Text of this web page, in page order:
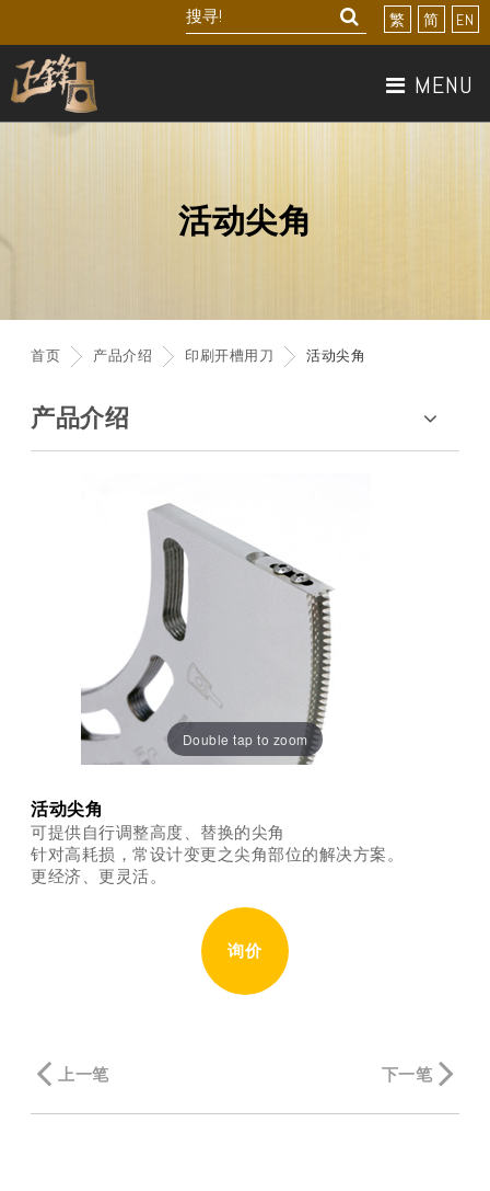
繁 简 EN
MENU
联络我们
活动尖角
首页 产品介绍 印刷开槽用刀 活动尖角
产品介绍
Double tap to zoom
活动尖角
可提供自行调整高度、替换的尖角
针对高耗损，常设计变更之尖角部位的解决方案。
更经济、更灵活。
询价
上一笔 下一笔